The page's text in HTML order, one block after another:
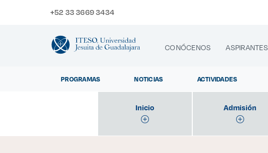
+52 33 3669 3434
CONÓCENOS ASPIRANTES
PROGRAMAS NOTICIAS ACTIVIDADES
Inicio Admisión